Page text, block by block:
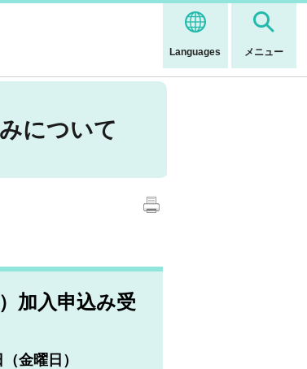
Languages メニュー
について
加入申込み受
金曜日）